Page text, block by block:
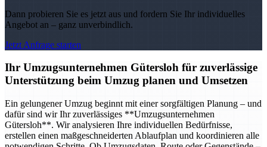
Dann probieren Sie es jetzt aus und fordern Sie Ihr individuelles
Angebot an – ganz unverbindlich.
Jetzt Anfrage starten
Ihr Umzugsunternehmen Gütersloh für zuverlässige
Unterstützung beim Umzug planen und Umsetzen
Ein gelungener Umzug beginnt mit einer sorgfältigen Planung – und
dafür sind wir Ihr zuverlässiges **Umzugsunternehmen
Gütersloh**. Wir analysieren Ihre individuellen Bedürfnisse,
erstellen einen maßgeschneiderten Ablaufplan und koordinieren alle